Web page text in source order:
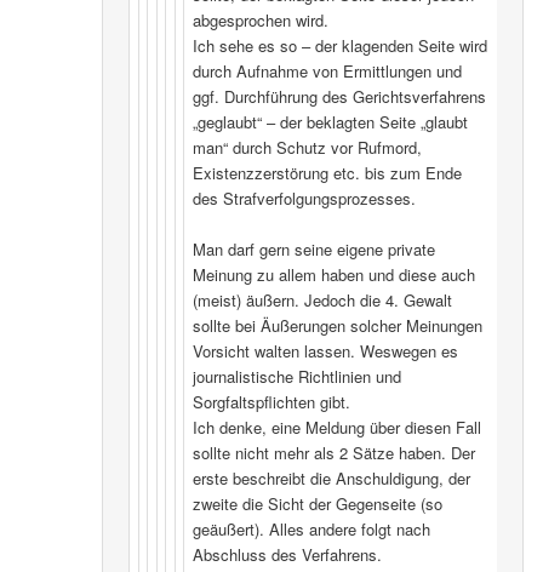
abgesprochen wird.
Ich sehe es so – der klagenden Seite wird
durch Aufnahme von Ermittlungen und
ggf. Durchführung des Gerichtsverfahrens
„geglaubt“ – der beklagten Seite „glaubt
man“ durch Schutz vor Rufmord,
Existenzzerstörung etc. bis zum Ende
des Strafverfolgungsprozesses.
Man darf gern seine eigene private
Meinung zu allem haben und diese auch
(meist) äußern. Jedoch die 4. Gewalt
sollte bei Äußerungen solcher Meinungen
Vorsicht walten lassen. Weswegen es
journalistische Richtlinien und
Sorgfaltspflichten gibt.
Ich denke, eine Meldung über diesen Fall
sollte nicht mehr als 2 Sätze haben. Der
erste beschreibt die Anschuldigung, der
zweite die Sicht der Gegenseite (so
geäußert). Alles andere folgt nach
Abschluss des Verfahrens.